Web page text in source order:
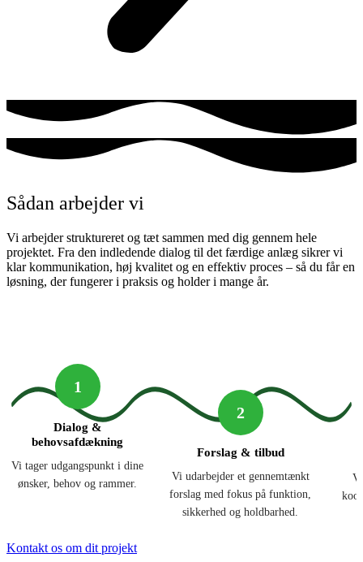
Sådan arbejder vi
Vi arbejder struktureret og tæt sammen med dig gennem hele
projektet. Fra den indledende dialog til det færdige anlæg sikrer vi
klar kommunikation, høj kvalitet og en effektiv proces – så du får en
løsning, der fungerer i praksis og holder i mange år.
1
Dialog &
behovsafdækning
Vi tager udgangspunkt i dine
ønsker, behov og rammer.
2
Forslag & tilbud
Vi udarbejder et gennemtænkt
forslag med fokus på funktion,
sikkerhed og holdbarhed.
Kontakt os om dit projekt